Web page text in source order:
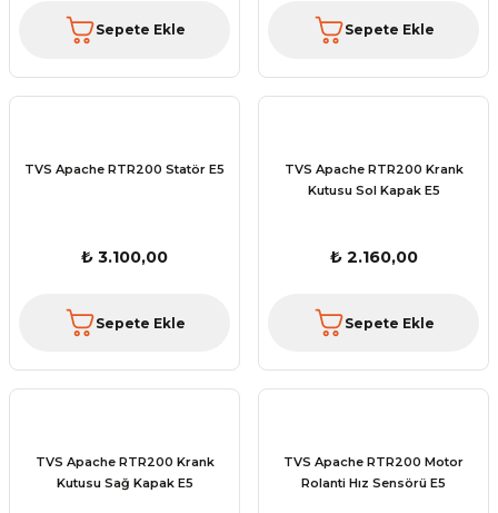
Sepete Ekle Sepete Ekle
TVS Apache RTR200 Statör E5
₺ 3.100,00
Sepete Ekle
TVS Apache RTR200 Krank
Kutusu Sol Kapak E5
₺ 2.160,00
Sepete Ekle
TVS Apache RTR200 Krank
Kutusu Sağ Kapak E5
TVS Apache RTR200 Motor
Rolanti Hız Sensörü E5